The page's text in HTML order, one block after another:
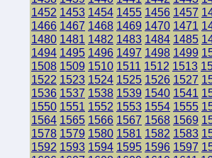
1452 1453 1454 1455 1456 1457
1466 1467 1468 1469 1470 1471
1480 1481 1482 1483 1484 1485
1494 1495 1496 1497 1498 1499
1508 1509 1510 1511 1512 1513
1522 1523 1524 1525 1526 1527
1536 1537 1538 1539 1540 1541
1550 1551 1552 1553 1554 1555
1564 1565 1566 1567 1568 1569
1578 1579 1580 1581 1582 1583
1592 1593 1594 1595 1596 1597